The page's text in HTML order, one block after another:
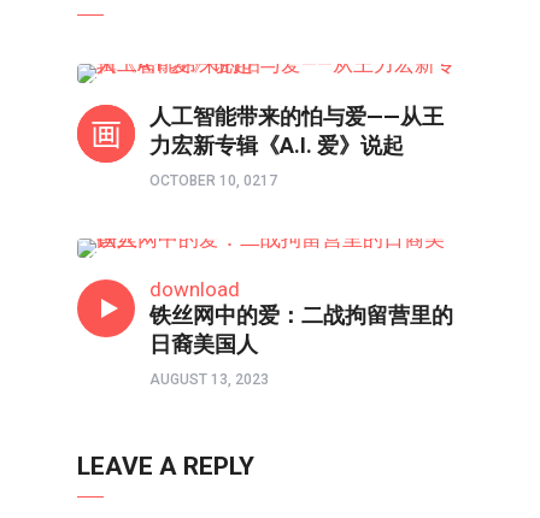
人工智能带来的怕与爱——从王
力宏新专辑《A.I. 爱》说起
OCTOBER 10, 0217
download
铁丝网中的爱：二战拘留营里的
日裔美国人
AUGUST 13, 2023
LEAVE A REPLY